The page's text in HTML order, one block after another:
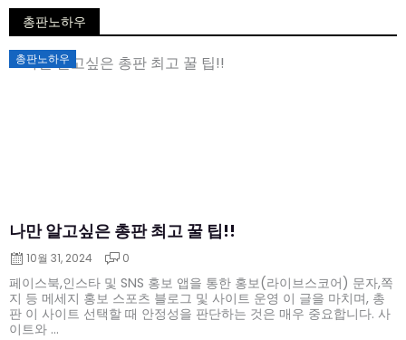
총판노하우
총판노하우
나만 알고싶은 총판 최고 꿀 팁!!
Posted
on
10월 31, 2024 0
페이스북,인스타 및 SNS 홍보 앱을 통한 홍보(라이브스코어) 문자,쪽
지 등 메세지 홍보 스포츠 블로그 및 사이트 운영 이 글을 마치며, 총
판 이 사이트 선택할 때 안정성을 판단하는 것은 매우 중요합니다. 사
이트와 ...